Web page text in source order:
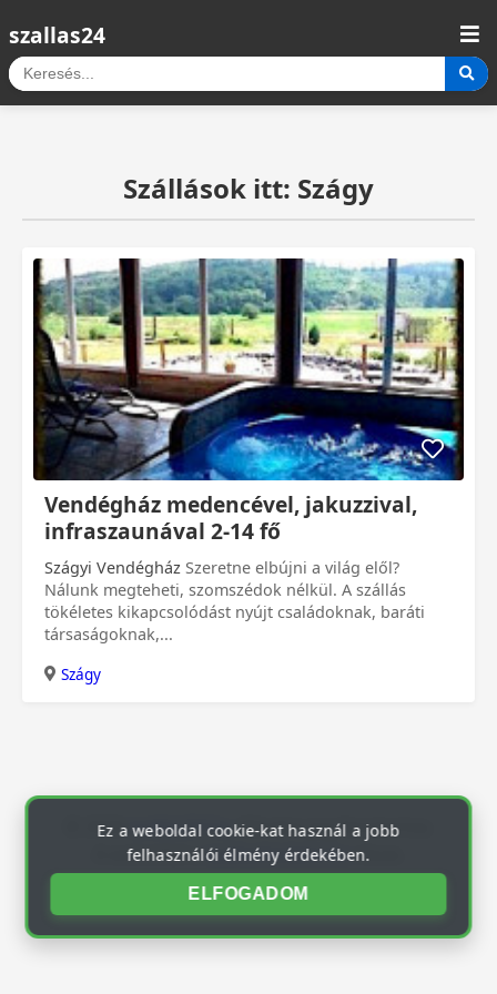
szallas24
Szállások itt: Szágy
0 Ft
Vendégház medencével, jakuzzival,
infraszaunával 2-14 fő
Szágyi Vendégház
Nálunk megteheti, szomszédok nélkül. A szállás
tökéletes kikapcsolódást nyújt családoknak, baráti
társaságoknak,...
Szágy
© 2026szallas24.hu. Minden jog fenntartva.
A weboldal aszallashirdeto.hurésze.
Ez a weboldal cookie-kat használ a jobb
felhasználói élmény érdekében.
ELFOGADOM